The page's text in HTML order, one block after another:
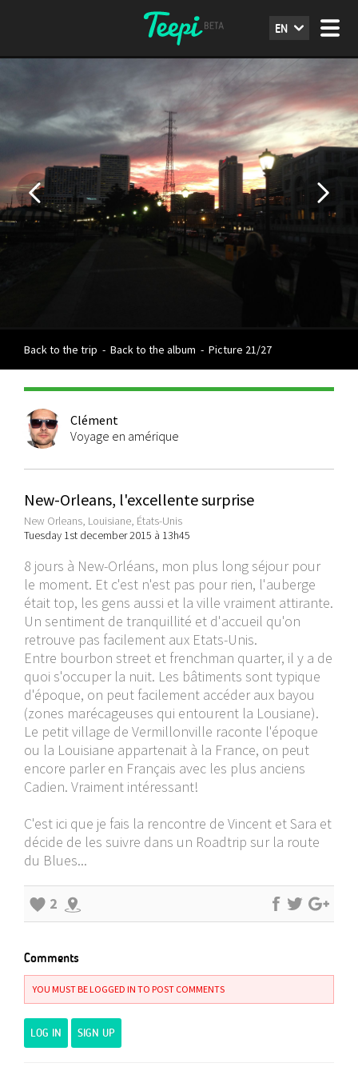
EN
Back to the trip - Back to the album - Picture 21/27
Clément
Voyage en amérique
New-Orleans, l'excellente surprise
New Orleans, Louisiane, États-Unis
Tuesday 1st december 2015 à 13h45
8 jours à New-Orléans, mon plus long séjour pour
le moment. Et c'est n'est pas pour rien, l'auberge
était top, les gens aussi et la ville vraiment attirante.
Un sentiment de tranquillité et d'accueil qu'on
retrouve pas facilement aux Etats-Unis.
Entre bourbon street et frenchman quarter, il y a de
quoi s'occuper la nuit. Les bâtiments sont typique
d'époque, on peut facilement accéder aux bayou
(zones marécageuses qui entourent la Lousiane).
Le petit village de Vermillonville raconte l'époque
ou la Louisiane appartenait à la France, on peut
encore parler en Français avec les plus anciens
Cadien. Vraiment intéressant!
C'est ici que je fais la rencontre de Vincent et Sara et
décide de les suivre dans un Roadtrip sur la route
du Blues...
2
Comments
YOU MUST BE LOGGED IN TO POST COMMENTS
LOG IN SIGN UP